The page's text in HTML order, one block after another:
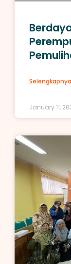
January 11,